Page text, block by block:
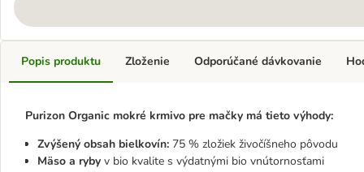
Popis produktu
Purizon Organic mokré krmivo pre mačky má tieto výhody:
Zvýšený obsah bielkovín: 75 % zložiek živočíšneho pôvodu
Mäso a ryby v bio kvalite s výdatnými bio vnútornosťami
Zloženie Odporúčané dávkovanie